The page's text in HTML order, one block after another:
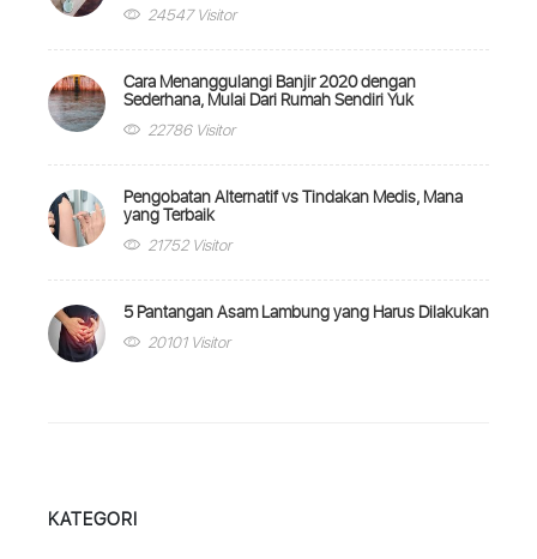
24547 Visitor
Cara Menanggulangi Banjir 2020 dengan
Sederhana, Mulai Dari Rumah Sendiri Yuk
22786 Visitor
Pengobatan Alternatif vs Tindakan Medis, Mana
yang Terbaik
21752 Visitor
5 Pantangan Asam Lambung yang Harus Dilakukan
20101 Visitor
KATEGORI